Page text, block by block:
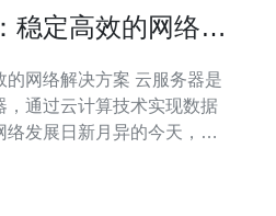
稳定高效的网络解
决方案 云服务器是
通过云计算技术实现数据
发展日新月异的今天，云